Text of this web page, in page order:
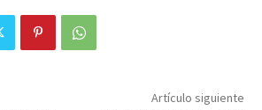
Artículo siguiente